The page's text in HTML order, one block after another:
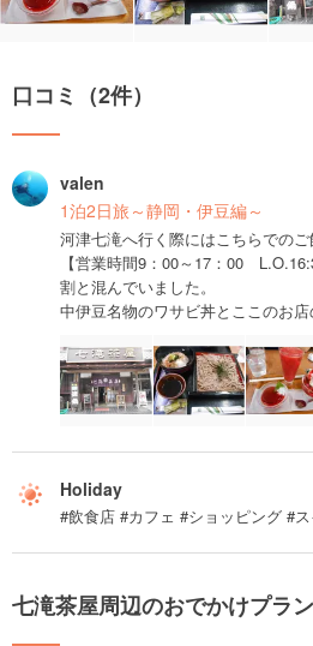
口コミ（2件）
valen
1泊2日旅～静岡・伊豆編～
河津七滝へ行く際にはこちらでのご
【営業時間9：00～17：00
割と混んでいました。
中伊豆名物のワサビ丼とここのお店
Holiday
#飲食店 #カフェ #ショッピング #
七滝茶屋周辺のおでかけプラン